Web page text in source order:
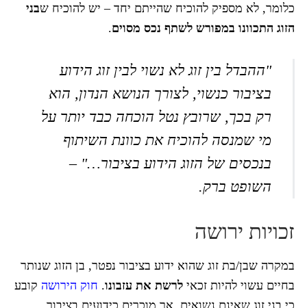
כלומר, לא מספיק להוכיח שהייתם יחד – יש להוכיח שבני
הזוג התכוונו במפורש לשתף נכס מסוים.
"ההבדל בין זוג לא נשוי לבין זוג הידוע
בציבור כנשוי, לצורך הנושא הנדון, הוא
רק בכך, שרובץ נטל הוכחה כבד יותר על
מי שמנסה להוכיח את כוונת השיתוף
בנכסים של הזוג הידוע בציבור…" –
השופט ברק.
זכויות ירושה
במקרה שבן/בת זוג שהוא ידוע בציבור נפטר, בן הזוג שנותר
בחיים עשוי להיות זכאי לרשת את עזבונו. חוק הירושה קובע